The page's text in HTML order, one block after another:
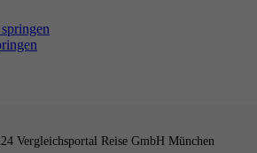
Vergleichsportal Reise GmbH München